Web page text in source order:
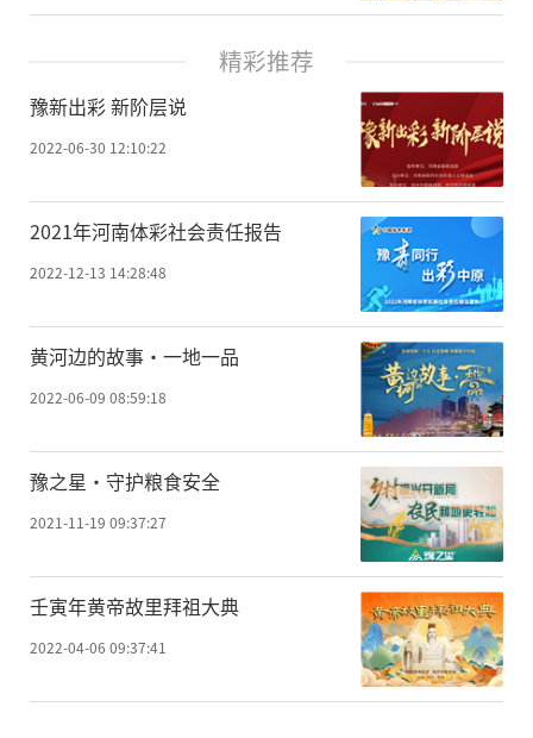
精彩推荐
豫新出彩 新阶层说
2022-06-30 12:10:22
2021年河南体彩社会责任报告
2022-12-13 14:28:48
黄河边的故事·一地一品
2022-06-09 08:59:18
豫之星·守护粮食安全
2021-11-19 09:37:27
壬寅年黄帝故里拜祖大典
2022-04-06 09:37:41